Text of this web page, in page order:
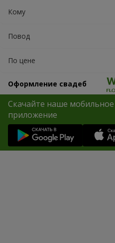
Кому
Повод
По цене
Оформление свадеб
Скачайте наше мобильное
приложение